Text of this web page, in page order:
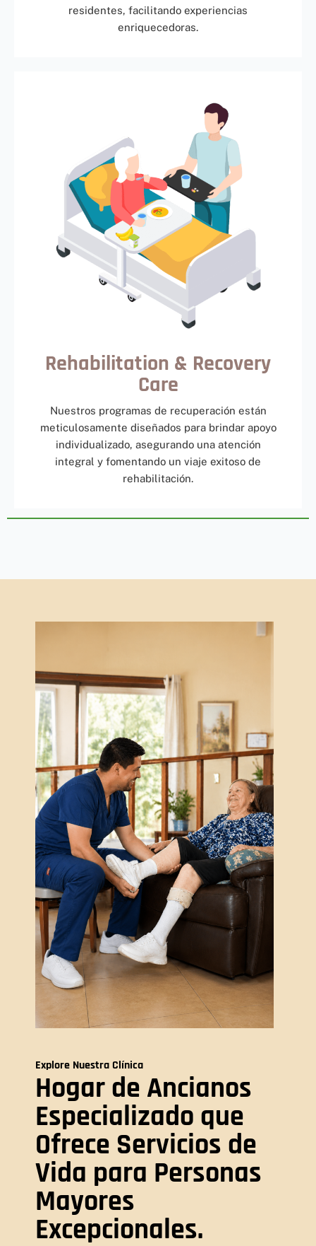
residentes, facilitando experiencias
enriquecedoras.
Rehabilitation & Recovery
Care
Nuestros programas de recuperación están
meticulosamente diseñados para brindar apoyo
individualizado, asegurando una atención
integral y fomentando un viaje exitoso de
rehabilitación.
Explore Nuestra Clínica
Hogar de Ancianos
Especializado que
Ofrece Servicios de
Vida para Personas
Mayores
Excepcionales.